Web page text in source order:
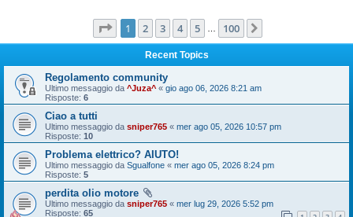
Pagina di 100
1 2 3 4 5 100
Recent Topics
Regolamento community
Ultimo messaggio da ^Juza^ « gio ago 06, 2026 8:21 am
Risposte: 6
Ciao a tutti
Ultimo messaggio da sniper765 « mer ago 05, 2026 10:57 pm
Risposte: 10
Problema elettrico? AIUTO!
Ultimo messaggio da Sgualfone « mer ago 05, 2026 8:24 pm
Risposte: 5
perdita olio motore
Ultimo messaggio da sniper765 « mer lug 29, 2026 5:52 pm
Risposte: 65